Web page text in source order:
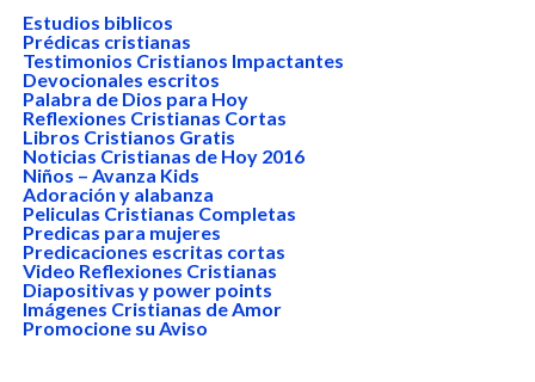
Estudios biblicos
Prédicas cristianas
Testimonios Cristianos Impactantes
Devocionales escritos
Palabra de Dios para Hoy
Reflexiones Cristianas Cortas
Libros Cristianos Gratis
Noticias Cristianas de Hoy 2016
Niños – Avanza Kids
Adoración y alabanza
Peliculas Cristianas Completas
Predicas para mujeres
Predicaciones escritas cortas
Video Reflexiones Cristianas
Diapositivas y power points
Imágenes Cristianas de Amor
Promocione su Aviso